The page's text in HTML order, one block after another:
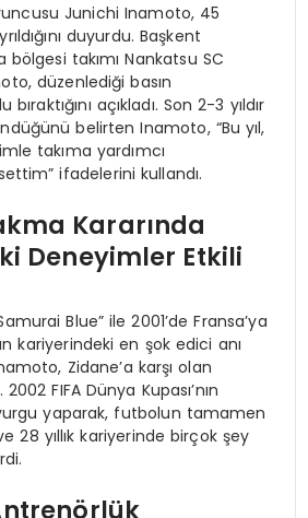
Junichi Inamoto, 45
duyurdu. Başkent
bölgesi takımı Nankatsu SC
düzenlediği basın
açıkladı. Son 2-3 yıldır
belirten Inamoto, “Bu yıl,
takıma yardımcı
ifadelerini kullandı.
Kararında
Deneyimler Etkili
Blue” ile 2001’de Fransa’ya
kariyerindeki en şok edici anı
Zidane’a karşı olan
FIFA Dünya Kupası’nın
yaparak, futbolun tamamen
28 yıllık kariyerinde birçok şey